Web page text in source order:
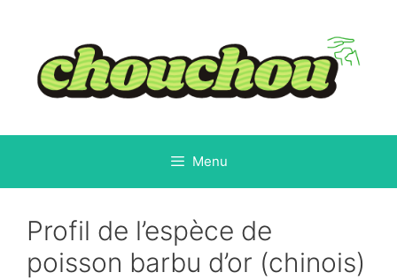
contenu
Menu
Profil de l’espèce de
poisson barbu d’or (chinois)